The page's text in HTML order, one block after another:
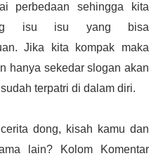
perbedaan sehingga kita
isu isu yang bisa
Jika kita kompak maka
hanya sekedar slogan akan
terpatri di dalam diri.
dong, kisah kamu dan
lain? Kolom Komentar